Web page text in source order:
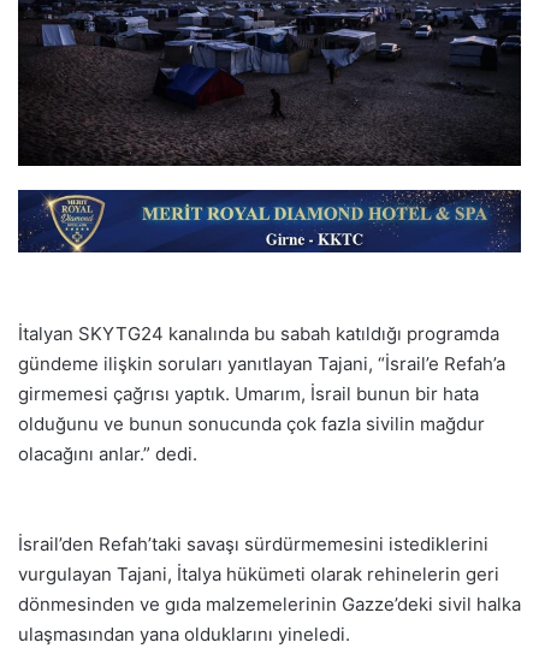
İtalyan SKYTG24 kanalında bu sabah katıldığı programda
gündeme ilişkin soruları yanıtlayan Tajani, “İsrail’e Refah’a
girmemesi çağrısı yaptık. Umarım, İsrail bunun bir hata
olduğunu ve bunun sonucunda çok fazla sivilin mağdur
olacağını anlar.” dedi.
İsrail’den Refah’taki savaşı sürdürmemesini istediklerini
vurgulayan Tajani, İtalya hükümeti olarak rehinelerin geri
dönmesinden ve gıda malzemelerinin Gazze’deki sivil halka
ulaşmasından yana olduklarını yineledi.